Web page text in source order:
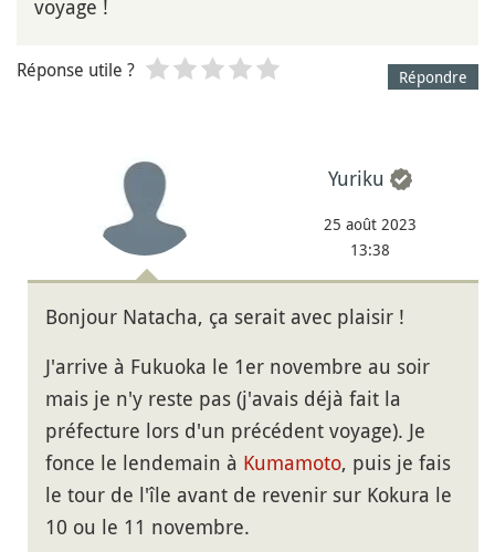
voyage !
Répondre
Réponse utile ?
Yuriku
25 août 2023
13:38
Bonjour Natacha, ça serait avec plaisir !
J'arrive à Fukuoka le 1er novembre au soir
mais je n'y reste pas (j'avais déjà fait la
préfecture lors d'un précédent voyage). Je
fonce le lendemain à Kumamoto, puis je fais
le tour de l'île avant de revenir sur Kokura le
10 ou le 11 novembre.